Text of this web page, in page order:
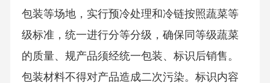
包装等场地，实行预冷处理和冷链按照蔬菜等
级标准，统一进行分等分级，确保同等级蔬菜
的质量、规产品须经统一包装、标识后销售。
包装材料不得对产品造成二次污染。标识内容